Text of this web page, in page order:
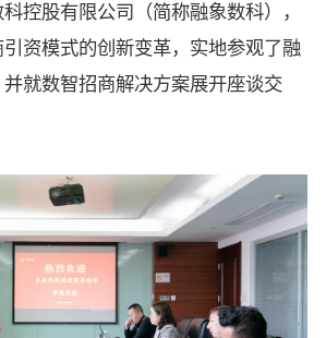
控股有限公司（简称融象数科），
资模式的创新变革，实地参观了融
就数智招商解决方案展开座谈交